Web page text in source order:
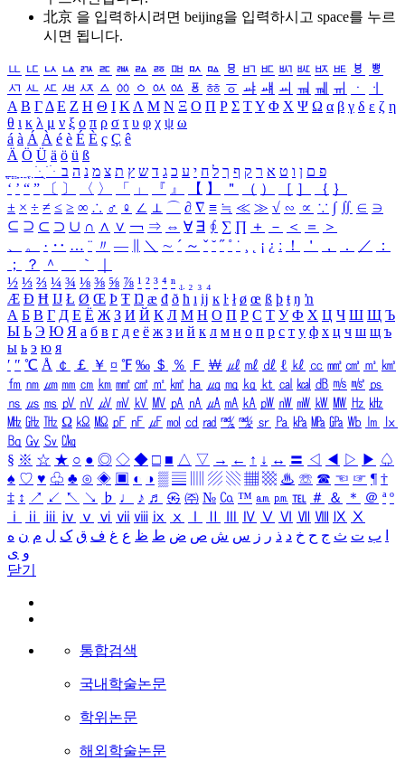
北京 을 입력하시려면 beijing을 입력하시고 space를 누르
시면 됩니다.
ㅥ ㅦ ㅧ ㅨ ㅩ ㅪ ㅫ ㅬ ㅭ ㅮ ㅯ ㅰ ㅱ ㅲ ㅳ ㅴ ㅵ ㅶ ㅷ ㅸ
ㅹ
ㅺ ㅻ ㅼ ㅽ ㅾ ㅿ ㆀ ㆁ ㆂ ㆃ ㆄ ㆅ ㆆ ㆇ ㆈ ㆉ ㆊ ㆋ ㆌ ㆍ
ㆎ
Α Β ΓΔ Ε Ζ Η Θ Ι ΚΛ Μ Ν Ξ Ο Π Ρ Σ ΤΥ Φ Χ Ψ Ω α β γ δ ε ζ η
θ ι κ λ μ ν ξ ο π ρ σ τ υ φ χ ψ ω
á à Á À é è É È ç Ç ê
Ä Ö Ü ä ö ü ß
ִֶֹ ֻּ ׁׂ פ ם ן ו ט א ר ק ף ך ל ח י ע כ ג ד ש ץ ת צ מ נ ה ב
‘ ’ “ ” 〔 〕 〈 〉 「 」 『 』 【 】 ＂ （ ） ［ ］ ｛ ｝
± × ÷ ≠ ≤ ≥ ∞ ∴ ♂ ♀ ∠ ⊥ ⌒ ∂ ∇ ≡ ≒ ≪ ≫ √ ∽ ∝ ∵ ∫ ∬ ∈ ∋
⊆ ⊇ ⊂ ⊃ ∪ ∩ ∧ ∨ ￢ ⇒ ⇔ ∀ ∃ ∮ ∑ ∏ ＋ － ＜ ＝
＞
、
。 · ‥ … ¨ 〃 ― ＼ ∼ ´ ～ ˇ ˘ ˝ ˚ ˙ ¸ ¡ ¿ ː ！ ＇ ， ． ／
：
；
？ ＾ ｀
½ ⅓ ⅔ ¼ ¾ ⅛ ⅜ ⅝ ⅞ ¹ ² ³ ⁴ ⁿ ₁ ₂ ₃ ₄
Æ Ð Ħ Ĳ Ł Ø Œ Þ Ŧ Ŋ æ đ ð ħ ı ĳ ĸ ŀ ł ø œ ß þ ŧ ŋ ŉ
А Б В Г Д Е Ё Ж З И Й К Л М Н О П Р С Т У Ф Х Ц Ч Ш Щ Ъ
Ы Ь Э Ю Я а б в г д е ё ж з и й к л м н о п р с т у ф х ц ч ш щ ъ
ы ь э ю я
′ ″ ℃ Å ￠ ￡ ￥ ¤ ℉ ‰ ＄ ％ Ｆ ￦ ㎕ ㎖ ㎗ ℓ ㎘ ㏄ ㎣ ㎤ ㎥ ㎦
㎙ ㎚ ㎛ ㎜ ㎝ ㎞ ㎟ ㎠ ㎡ ㎢ ㏊ ㎍ ㎎ ㎏ ㏏ ㎈ ㎉ ㏈ ㎧ ㎨ ㎰
㎱ ㎲ ㎳ ㎴ ㎵ ㎶ ㎷ ㎸ ㎹ ㎀ ㎁ ㎂ ㎃ ㎄ ㎺ ㎻ ㎽ ㎾ ㎿ ㎐ ㎑
㎒ ㎓ ㎔ Ω ㏀ ㏁ ㎊ ㎋ ㎌ ㏖ ㏅ ㎭ ㎮ ㎯ ㏛ ㎩ ㎪ ㎫ ㎬ ㏝ ㏐
㏓
㏃ ㏉ ㏜ ㏆
§ ※ ☆ ★ ○ ● ◎ ◇ ◆ □ ■ △ ▽ → ← ↑ ↓ ↔ 〓 ◁ ◀ ▷ ▶ ♤
♠ ♡ ♥ ♧ ♣ ⊙ ◈ ▣ ◐ ◑ ▒ ▤ ▨ ▧ ▦ ▩ ♨ ☏ ☎ ☜ ☞ ¶ †
‡ ↕ ↗ ↙ ↖ ↘ ♭ ♩ ♪ ♬ ㉿ ㈜ № ㏇ ™ ㏂ ㏘ ℡ ＃ ＆ ＊ ＠ ª º
ⅰ
ⅱ ⅲ ⅳ ⅴ ⅵ ⅶ ⅷ ⅸ ⅹ Ⅳ Ⅴ Ⅵ Ⅶ Ⅷ Ⅸ Ⅹ
ب ت ث ج ح خ د ذ ر ز س ش ص ض ط ظ ع غ ف ق ک ل م ن ه
و ی
닫기
통합검색
국내학술논문
학위논문
해외학술논문